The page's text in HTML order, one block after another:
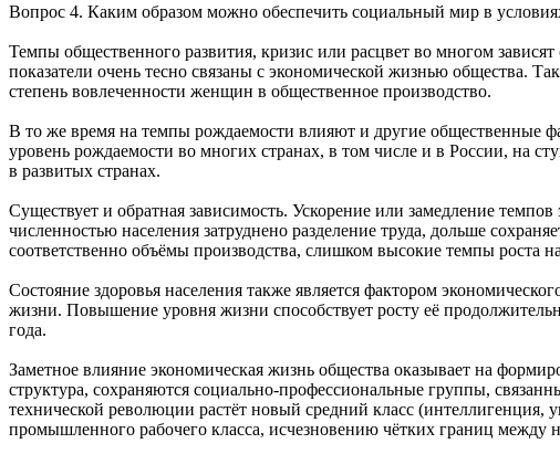
Вопрос 4. Каким образом можно обеспечить социальный мир в
Темпы общественного развития, кризис или расцвет во многом
показатели очень тесно связаны с экономической жизнью общества.
степень вовлеченности женщин в общественное производство.
В то же время на темпы рождаемости влияют и другие общественные
уровень рождаемости во многих странах, в том числе и в России, на
в развитых странах.
Существует и обратная зависимость. Ускорение или замедление
численностью населения затруднено разделение труда, дольше
соответственно объёмы производства, слишком высокие темпы роста
Состояние здоровья населения также является фактором
жизни. Повышение уровня жизни способствует росту её
года.
Заметное влияние экономическая жизнь общества оказывает на
структура, сохраняются социально-профессиональные группы,
технической революции растёт новый средний класс
промышленного рабочего класса, исчезновению чётких границ